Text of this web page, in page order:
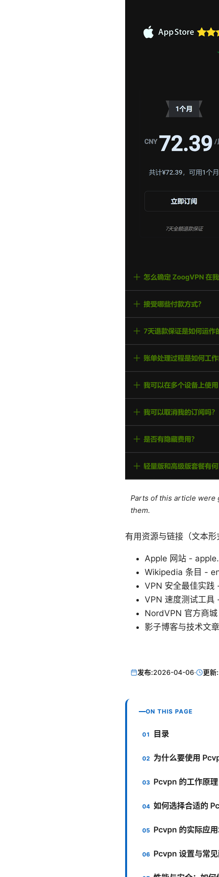
Parts of this article were
them.
有用资源与链接（文本
Apple 网站 -
Wikipedia 条目 -
VPN 安全最佳实
VPN 速度测试工
NordVPN 官方商
影子博客与技术文
发布:2026-04-06· 更新:
ON THIS PAGE
目录
为什么要使用
Pcvpn 的工作原理
如何选择合适的
Pcvpn 的实际应
Pcvpn 设置与常